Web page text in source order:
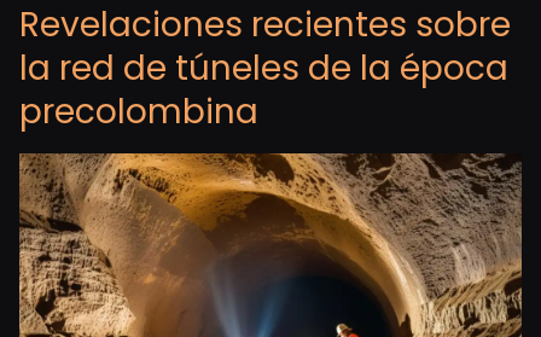
Revelaciones recientes sobre
la red de túneles de la época
precolombina